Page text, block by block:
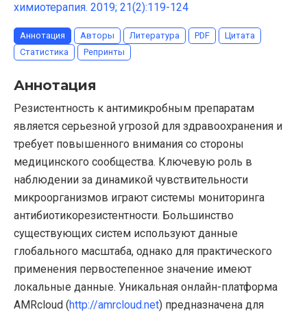
химиотерапия. 2019; 21(2):119-124
Аннотация Авторы Литература PDF
Цитата
Статистика
Репринты
Аннотация
Резистентность к антимикробным препаратам
является серьезной угрозой для здравоохранения и
требует повышенного внимания со стороны
медицинского сообщества. Ключевую роль в
наблюдении за динамикой чувствительности
микроорганизмов играют системы мониторинга
антибиотикорезистентности. Большинство
существующих систем используют данные
глобального масштаба, однако для практического
применения первостепенное значение имеют
локальные данные. Уникальная онлайн-платформа
AMRcloud (http://amrcloud.net) предназначена для